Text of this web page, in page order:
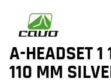
A-HEADSET
110 MM